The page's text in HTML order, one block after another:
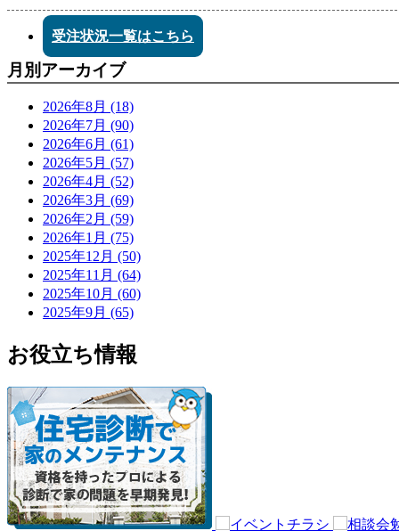
受注状況一覧はこちら
月別アーカイブ
2026年8月 (18)
2026年7月 (90)
2026年6月 (61)
2026年5月 (57)
2026年4月 (52)
2026年3月 (69)
2026年2月 (59)
2026年1月 (75)
2025年12月 (50)
2025年11月 (64)
2025年10月 (60)
2025年9月 (65)
お役立ち情報